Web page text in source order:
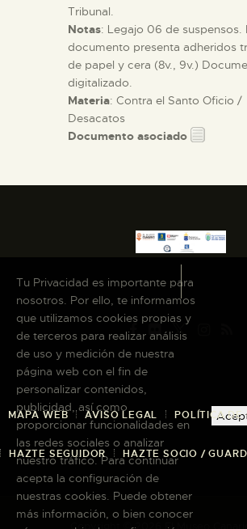
Tribunal.
Notas: Legajo 06 de suspensos.
documento presenta adheridos
de papel y cera (8v., 9v.)
digitalizado.
Materia: Contra el Santo Oficio /
Desacatos
Documento asociado
MAPA WEB AVISO LEGAL POLÍTICA DE
HAZTE SEGUIDOR HAZTE SOCIO /
Copyright © 2026 El Museo Canario
Tu Privacidad es importante para
nosotros. Por ello, te informamos
que utilizamos cookies propias y
de terceros para realizar análisis
de uso y medición de nuestra
página web con el fin de
personalizar contenidos,
publicidad, así como
proporcionar funcionalidades en
las redes sociales o analizar
nuestro tráfico. Para continuar
acepta la configuración de
nuestras cookies. Puede obtener
más información, o bien conocer